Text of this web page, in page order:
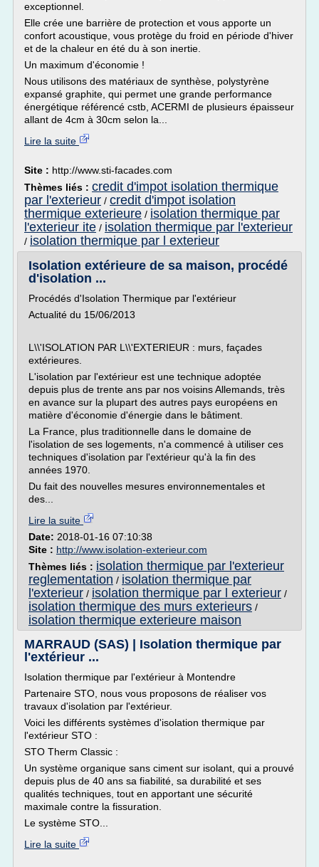
exceptionnel.
Elle crée une barrière de protection et vous apporte un
confort acoustique, vous protège du froid en période d'hiver
et de la chaleur en été du à son inertie.
Un maximum d'économie !
Nous utilisons des matériaux de synthèse, polystyrène
expansé graphite, qui permet une grande performance
énergétique référencé cstb, ACERMI de plusieurs épaisseur
allant de 4cm à 30cm selon la...
Lire la suite
Site : http://www.sti-facades.com
Thèmes liés : credit d'impot isolation thermique
par l'exterieur / credit d'impot isolation
thermique exterieure / isolation thermique par
l'exterieur ite / isolation thermique par l'exterieur
/ isolation thermique par l exterieur
Isolation extérieure de sa maison, procédé
d'isolation ...
Procédés d'Isolation Thermique par l'extérieur
Actualité du 15/06/2013
L\\'ISOLATION PAR L\\'EXTERIEUR : murs, façades
extérieures.
L'isolation par l'extérieur est une technique adoptée
depuis plus de trente ans par nos voisins Allemands, très
en avance sur la plupart des autres pays européens en
matière d'économie d'énergie dans le bâtiment.
La France, plus traditionnelle dans le domaine de
l'isolation de ses logements, n'a commencé à utiliser ces
techniques d'isolation par l'extérieur qu'à la fin des
années 1970.
Du fait des nouvelles mesures environnementales et
des...
Lire la suite
Date: 2018-01-16 07:10:38
Site : http://www.isolation-exterieur.com
Thèmes liés : isolation thermique par l'exterieur
reglementation / isolation thermique par
l'exterieur / isolation thermique par l exterieur /
isolation thermique des murs exterieurs /
isolation thermique exterieure maison
MARRAUD (SAS) | Isolation thermique par
l'extérieur ...
Isolation thermique par l'extérieur à Montendre
Partenaire STO, nous vous proposons de réaliser vos
travaux d'isolation par l'extérieur.
Voici les différents systèmes d'isolation thermique par
l'extérieur STO :
STO Therm Classic :
Un système organique sans ciment sur isolant, qui a prouvé
depuis plus de 40 ans sa fiabilité, sa durabilité et ses
qualités techniques, tout en apportant une sécurité
maximale contre la fissuration.
Le système STO...
Lire la suite